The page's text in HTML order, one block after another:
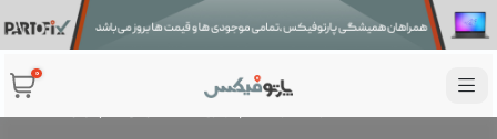
0 تعمیر و تعویض فن کامپیوتر با گارانتی